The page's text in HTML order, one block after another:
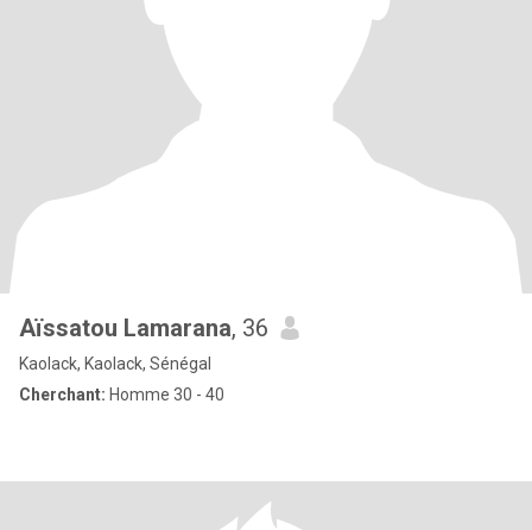
Aïssatou Lamarana, 36
Kaolack, Kaolack, Sénégal
Cherchant: Homme 30 - 40